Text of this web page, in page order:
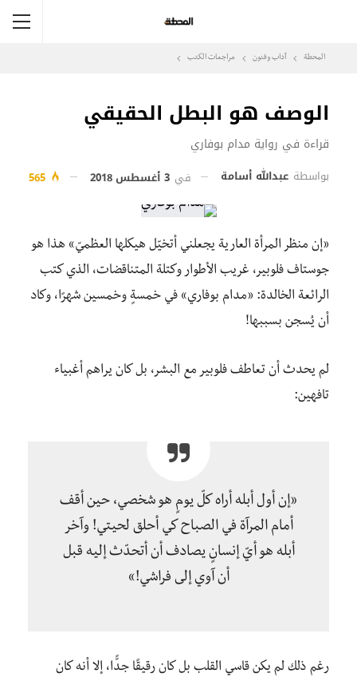
المحطة آداب وفنون مراجعات الكتب
الوصف هو البطل الحقيقي
قراءة في رواية مدام بوفاري
بواسطة عبدالله أسامة في 3 أغسطس 2018
«إن منظر المرأة العارية يجعلني أتخيّل هيكلها العظميّ» هذا هو
جوستاف فلوبير، غريب الأطوار وكتلة المتناقضات، الذي كتب
الرائعة الخالدة: «مدام بوفاري» في خمسةٍ وخمسين شهرًا، وكاد
أن يُسجن بسببها!
لم يحدث أن تعاطف فلوبير مع البشر، بل كان يراهم أغبياء
تافهين:
«إن أول أبله أراه كلّ يومٍ هو شخصي، حين أقف
أمام المرآة في الصباح كي أحلق لحيتي! وآخر
أبله هو أيّ إنسانٍ يصادف أن أتحدّث إليه قبل
أن آوي إلى فراشي!»
رغم ذلك لم يكن قاسي القلب بل كان رقيقًا جدًّا، إلا أنه كان